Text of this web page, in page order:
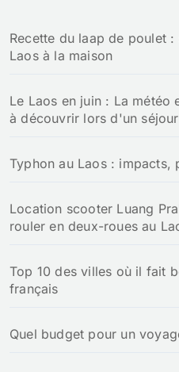
e
r
Recette du laap de poulet
Laos à la maison
Le Laos en juin : La météo
à découvrir lors d'un séjour
Typhon au Laos : impacts,
Location scooter Luang
rouler en deux-roues au
Top 10 des villes où il fait
français
Quel budget pour un